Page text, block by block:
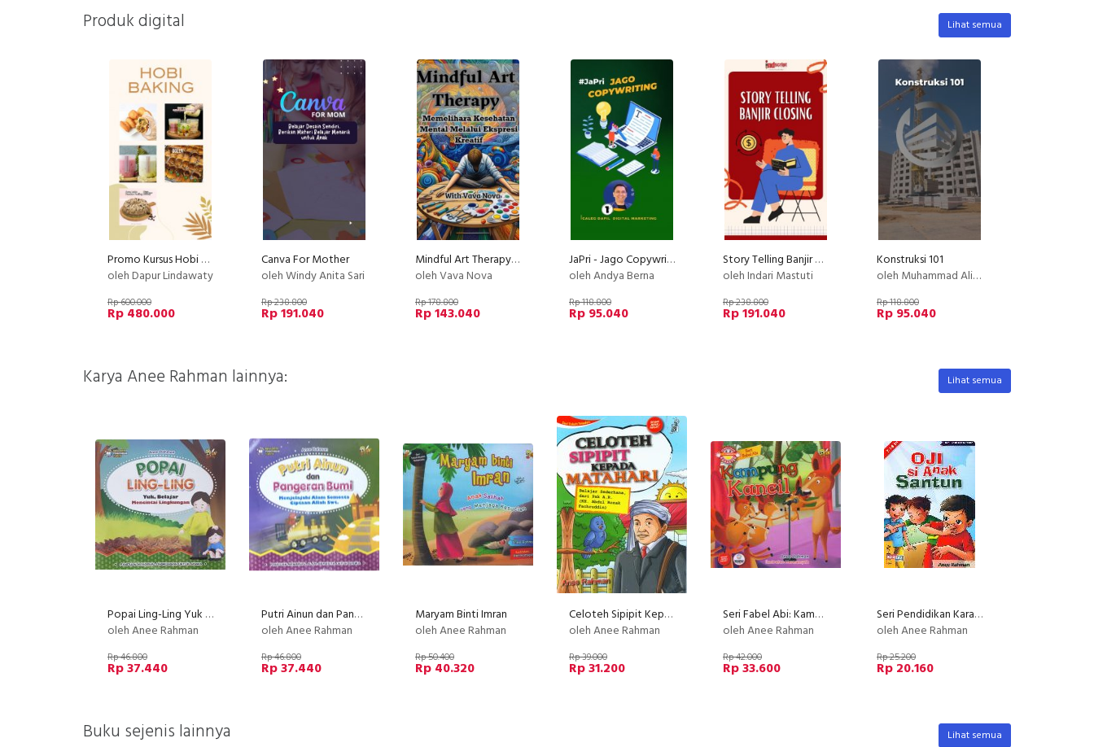
Produk digital Lihat semua
Promo Kursus Hobi Baking Pu
oleh Dapur Lindawaty
Rp 600.000
Rp 480.000
Canva For Mother
oleh Windy Anita Sari
Rp 238.800
Rp 191.040
Mindful Art Therapy,Memelihara Kesehatan Mental Melalui Ekspresi Kreatif
oleh Vava Nova
Rp 178.800
Rp 143.040
JaPri - Jago Copywriting
oleh Andya Berna
Rp 118.800
Rp 95.040
Story Telling Banjir Closing
oleh Indari Mastuti
Rp 238.800
Rp 191.040
Konstruksi 101
oleh Muhammad Ali Akbar
Rp 118.800
Rp 95.040
Karya Anee Rahman lainnya: Lihat semua
Popai Ling-Ling Yuk Belajar Mencintai Lingkungan
oleh Anee Rahman
Rp 46.800
Rp 37.440
Putri Ainun dan Pangeran Bumi - Menjelajahi Alam Semesta Ciptaan Allah Swt
oleh Anee Rahman
Rp 46.800
Rp 37.440
Maryam Binti Imran
oleh Anee Rahman
Rp 50.400
Rp 40.320
Celoteh Sipipit Kepada Matahari
oleh Anee Rahman
Rp 39.000
Rp 31.200
Seri Fabel Abi: Kampung Kancil
oleh Anee Rahman
Rp 42.000
Rp 33.600
Seri Pendidikan Karakter : Oji si Anak Santun
oleh Anee Rahman
Rp 25.200
Rp 20.160
Buku sejenis lainnya Lihat semua